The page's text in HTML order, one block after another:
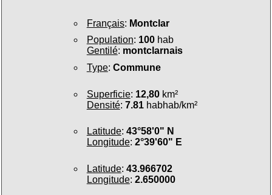
Français: Montclar
Population: 100hab
Gentilé: montclarnais
Type: Commune
Superficie: 12,80km²
Densité: 7.81habhab/km²
Latitude: 43°58'0" N
Longitude: 2°39'60" E
Latitude: 43.966702
Longitude: 2.650000